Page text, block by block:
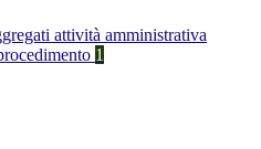
attività amministrativa
1